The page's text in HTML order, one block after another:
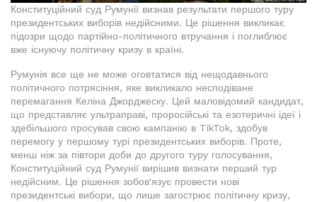
Конституційний суд Румунії визнав результати першого туру
президентських виборів недійсними. Це рішення викликає
підозри щодо партійно-політичного втручання і поглиблює
вже існуючу політичну кризу в країні.
Румунія все ще не може оговтатися від нещодавнього
політичного потрясіння, яке викликало несподіване
перемагання Келіна Джорджеску. Цей маловідомий кандидат,
що представляє ультраправі, проросійські та езотеричні ідеї і
здебільшого просував свою кампанію в TikTok, здобув
перемогу у першому турі президентських виборів. Проте,
менш ніж за півтори доби до другого туру голосування,
Конституційний суд Румунії вирішив визнати перший тур
недійсним. Це рішення зобов'язує провести нові
президентські вибори, що лише загострює політичну кризу,